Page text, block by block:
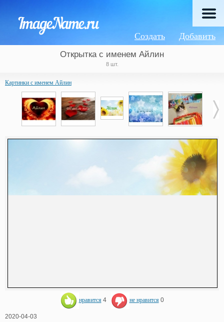
Добавить
Создать
Открытка с именем Айлин
8 шт.
Картинки с именем Айлин
нравится 4 не нравится 0
2020-04-03